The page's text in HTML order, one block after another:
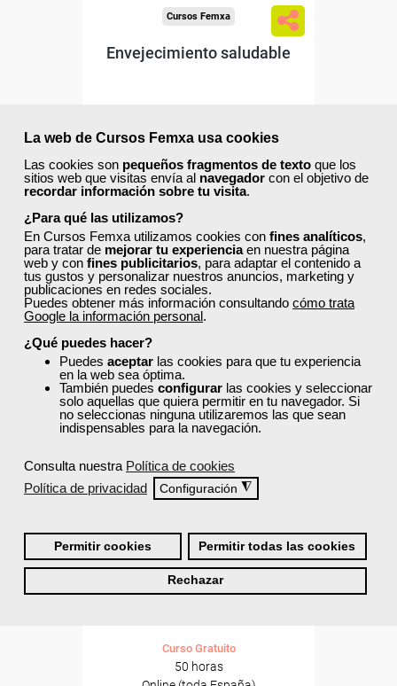
La web de Cursos Femxa usa cookies
Las cookies son pequeños fragmentos de texto que los
sitios web que visitas envía al navegador con el objetivo de
recordar información sobre tu visita.
¿Para qué las utilizamos?
En Cursos Femxa utilizamos cookies con fines analíticos,
para tratar de mejorar tu experienciaen nuestra página
web y con fines publicitarios, para adaptar el contenido a
tus gustos y personalizar nuestros anuncios, marketing y
publicaciones en redes sociales.
Puedes obtener más información consultando cómo trata
Google la información personal.
¿Qué puedes hacer?
Puedes aceptar las cookies para que tu experiencia
en la web sea óptima.
También puedes configurar las cookies y seleccionar
solo aquellas que quiera permitir en tu navegador. Si
no seleccionas ninguna utilizaremos las que sean
indispensables para la navegación.
Consulta nuestra Política de cookies
Política de privacidad
Configuración ◮
Permitir cookies Permitir todas las cookies
Rechazar
Cursos Femxa
Envejecimiento saludable
50 horas
Online (toda España)
6 428
ONLINE
Cursos Femxa
Teleasistencia
Curso Gratuito
50 horas